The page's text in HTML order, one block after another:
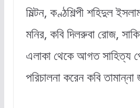
মিল্টন, কণ্ঠশিল্পী শহিদুল
মনির, কবি দিলরুবা রোজ,
এলাকা থেকে আগত সাহিত্য
পরিচালনা করেন কবি তামান্না